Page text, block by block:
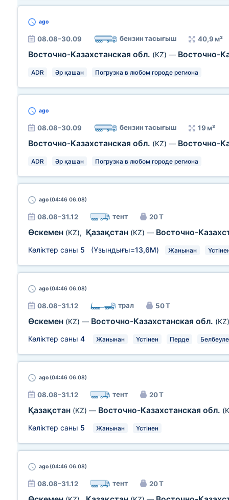
ago
08.08–30.09 бензин тасығыш 40,9 м³
Восточно-Казахстанская обл. (KZ) — Восточно-
ADR Әр қашан Погрузка в любом городе региона
ago
08.08–30.09 бензин тасығыш 19 м³
Восточно-Казахстанская обл. (KZ) — Восточно-
ADR Әр қашан Погрузка в любом городе региона
ago (04:46 06.08)
08.08–31.12 тент 20 Т
Өскемен (KZ), Қазақстан (KZ) — Восточно-
Көліктер саны 5 (Ұзындығы=13,6М) Жанынан
ago (04:46 06.08)
08.08–31.12 трал 50 Т
Өскемен (KZ) — Восточно-Казахстанская обл. (KZ)
Көліктер саны 4 Жанынан Үстінен Перде
ago (04:46 06.08)
08.08–31.12 тент 20 Т
Қазақстан (KZ) — Восточно-Казахстанская обл.
Көліктер саны 5 Жанынан Үстінен
ago (04:46 06.08)
08.08–31.12 тент 20 Т